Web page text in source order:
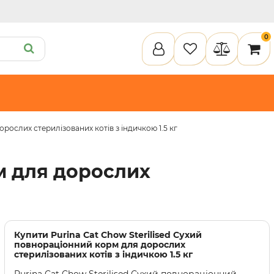
0
Туалети та аксесуари
Спальні місця
Інструменти для догляду
стерилізованих котів з індичкою 1.5 кг
для дорослих
Купити Purina Cat Chow Sterilised Сухий
повнораціонний корм для дорослих
стерилізованих котів з індичкою 1.5 кг